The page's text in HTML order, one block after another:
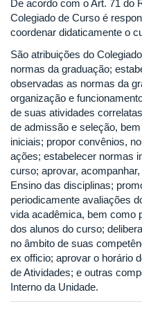
De acordo com o Art. 71 do
Colegiado de Curso é
coordenar didaticamente o
São atribuições do
normas da graduação;
observadas as normas da
organização e
de suas atividades
de admissão e seleção,
iniciais; propor convênios,
ações; estabelecer normas
curso; aprovar,
Ensino das disciplinas;
periodicamente avaliações
vida acadêmica, bem como
dos alunos do curso;
no âmbito de suas
ex officio; aprovar o horário
de Atividades; e outras
Interno da Unidade.